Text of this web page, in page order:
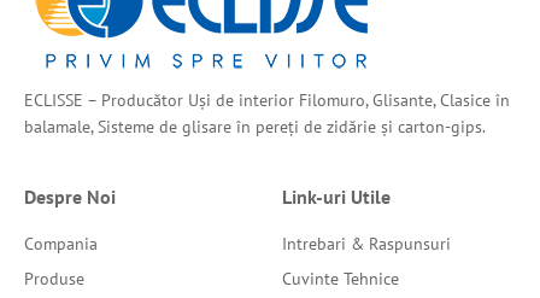
ECLISSE – Producător Uși de interior Filomuro, Glisante, Clasice în
balamale, Sisteme de glisare în pereți de zidărie și carton-gips.
Despre Noi
Compania
Produse
Link-uri Utile
Intrebari & Raspunsuri
Cuvinte Tehnice